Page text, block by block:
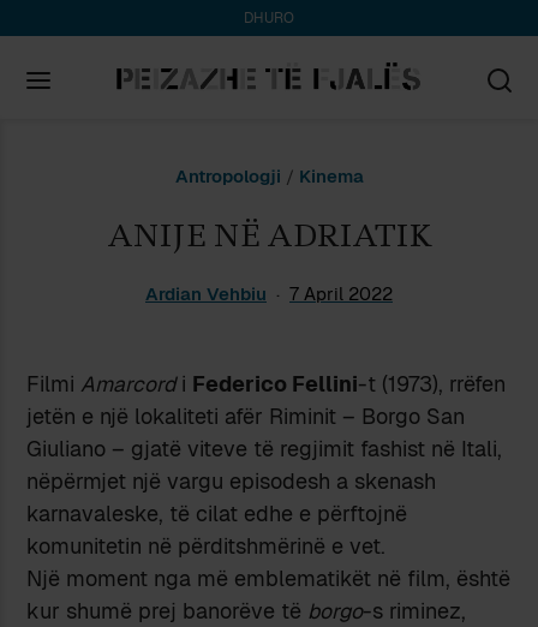
DHURO
Antropologji / Kinema
ANIJE NË ADRIATIK
Ardian Vehbiu 7 April 2022
Filmi Amarcordi Federico Fellini-t (1973), rrëfen
jetën e një lokaliteti afër Riminit – Borgo San
Giuliano – gjatë viteve të regjimit fashist në Itali,
nëpërmjet një vargu episodesh a skenash
karnavaleske, të cilat edhe e përftojnë
komunitetin në përditshmërinë e vet.
Një moment nga më emblematikët në film, është
kur shumë prej banorëve të borgo-s riminez,